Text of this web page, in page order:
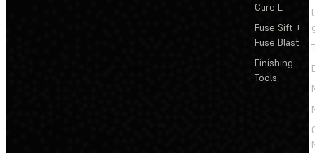
Cure L
Fuse Sift +
Fuse Blast
Finishing
Tools